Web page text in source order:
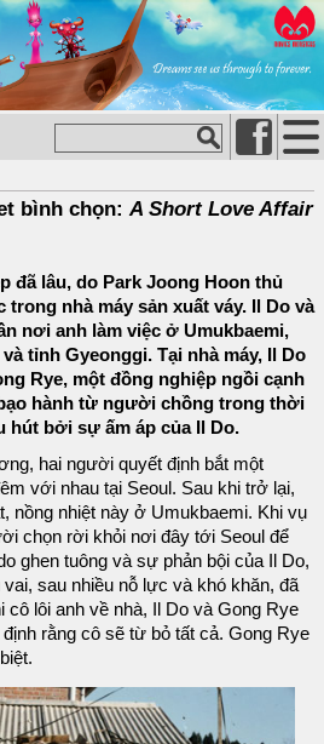
bình chọn: A Short Love Affair
đã lâu, do Park Joong Hoon thủ
nhà máy sản xuất váy. Il Do và
nơi anh làm việc ở Umukbaemi,
tỉnh Gyeonggi. Tại nhà máy, Il Do
Rye, một đồng nghiệp ngồi cạnh
hành từ người chồng trong thời
hút bởi sự ấm áp của Il Do.
hai người quyết định bắt một
với nhau tại Seoul. Sau khi trở lại,
nồng nhiệt này ở Umukbaemi. Khi vụ
chọn rời khỏi nơi đây tới Seoul để
ghen tuông và sự phản bội của Il Do,
sau nhiều nỗ lực và khó khăn, đã
cô lôi anh về nhà, Il Do và Gong Rye
rằng cô sẽ từ bỏ tất cả. Gong Rye